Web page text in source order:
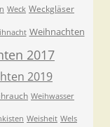
Weck Weckgläser
Weihnachten
2017
2019
Weihwasser
Weisheit Wels